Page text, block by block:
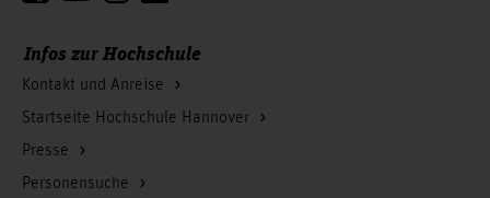
Infos zur Hochschule
Kontakt und Anreise
Startseite Hochschule Hannover
Presse
Personensuche